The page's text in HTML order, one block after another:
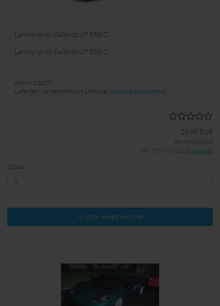
nach Terminvereinbarung, abzuholen.
Lamborghini Gallardo LP 550-2
Lamborghini Gallardo LP 550-2
Art.Nr.: C3178
Lieferzeit: nur noch ein Stück Lieferbar (Ausland abweichend)
29,90 EUR
29,90 EUR pro
inkl. 19% MwSt. zzgl. Versand
Stück:
IN DEN WARENKORB